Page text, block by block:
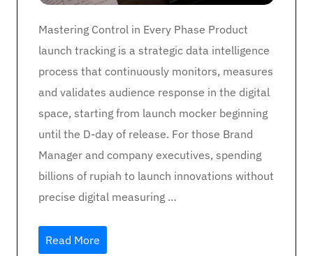
Mastering Control in Every Phase Product
launch tracking is a strategic data intelligence
process that continuously monitors, measures
and validates audience response in the digital
space, starting from launch mocker beginning
until the D-day of release. For those Brand
Manager and company executives, spending
billions of rupiah to launch innovations without
precise digital measuring …
Read More